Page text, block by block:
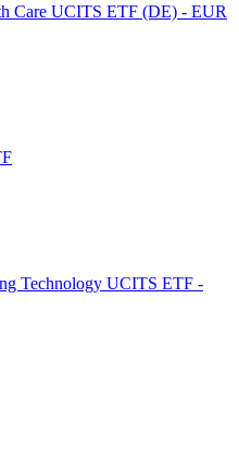
Care UCITS ETF (DE) - EUR
Technology UCITS ETF -